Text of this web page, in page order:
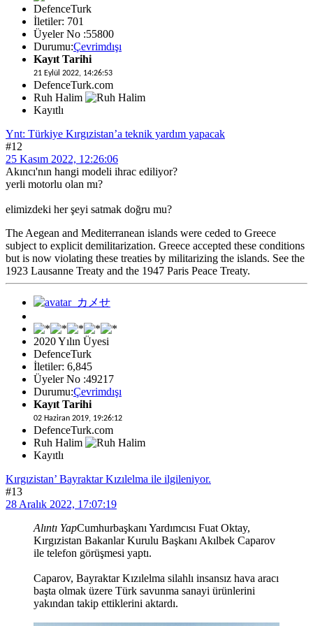
DefenceTurk
İletiler: 701
Üyeler No :55800
Durumu:Çevrimdışı
Kayıt Tarihi
21 Eylül 2022, 14:26:53
DefenceTurk.com
Ruh Halim
Kayıtlı
Ynt: Türkiye Kırgızistan’a teknik yardım yapacak
#12
25 Kasım 2022, 12:26:06
Akıncı'nın hangi modeli ihrac ediliyor?
yerli motorlu olan mı?
elimizdeki her şeyi satmak doğru mu?
The Aegean and Mediterranean islands were ceded to Greece
subject to explicit demilitarization. Greece accepted these conditions
but is now violating these treaties by militarizing the islands. See the
1923 Lausanne Treaty and the 1947 Paris Peace Treaty.
2020 Yılın Üyesi
DefenceTurk
İletiler: 6,845
Üyeler No :49217
Durumu:Çevrimdışı
Kayıt Tarihi
02 Haziran 2019, 19:26:12
DefenceTurk.com
Ruh Halim
Kayıtlı
Kırgızistan’ Bayraktar Kızılelma ile ilgileniyor.
#13
28 Aralık 2022, 17:07:19
Alıntı YapCumhurbaşkanı Yardımcısı Fuat Oktay,
Kırgızistan Bakanlar Kurulu Başkanı Akılbek Caparov
ile telefon görüşmesi yaptı.
Caparov, Bayraktar Kızılelma silahlı insansız hava aracı
başta olmak üzere Türk savunma sanayi ürünlerini
yakından takip ettiklerini aktardı.